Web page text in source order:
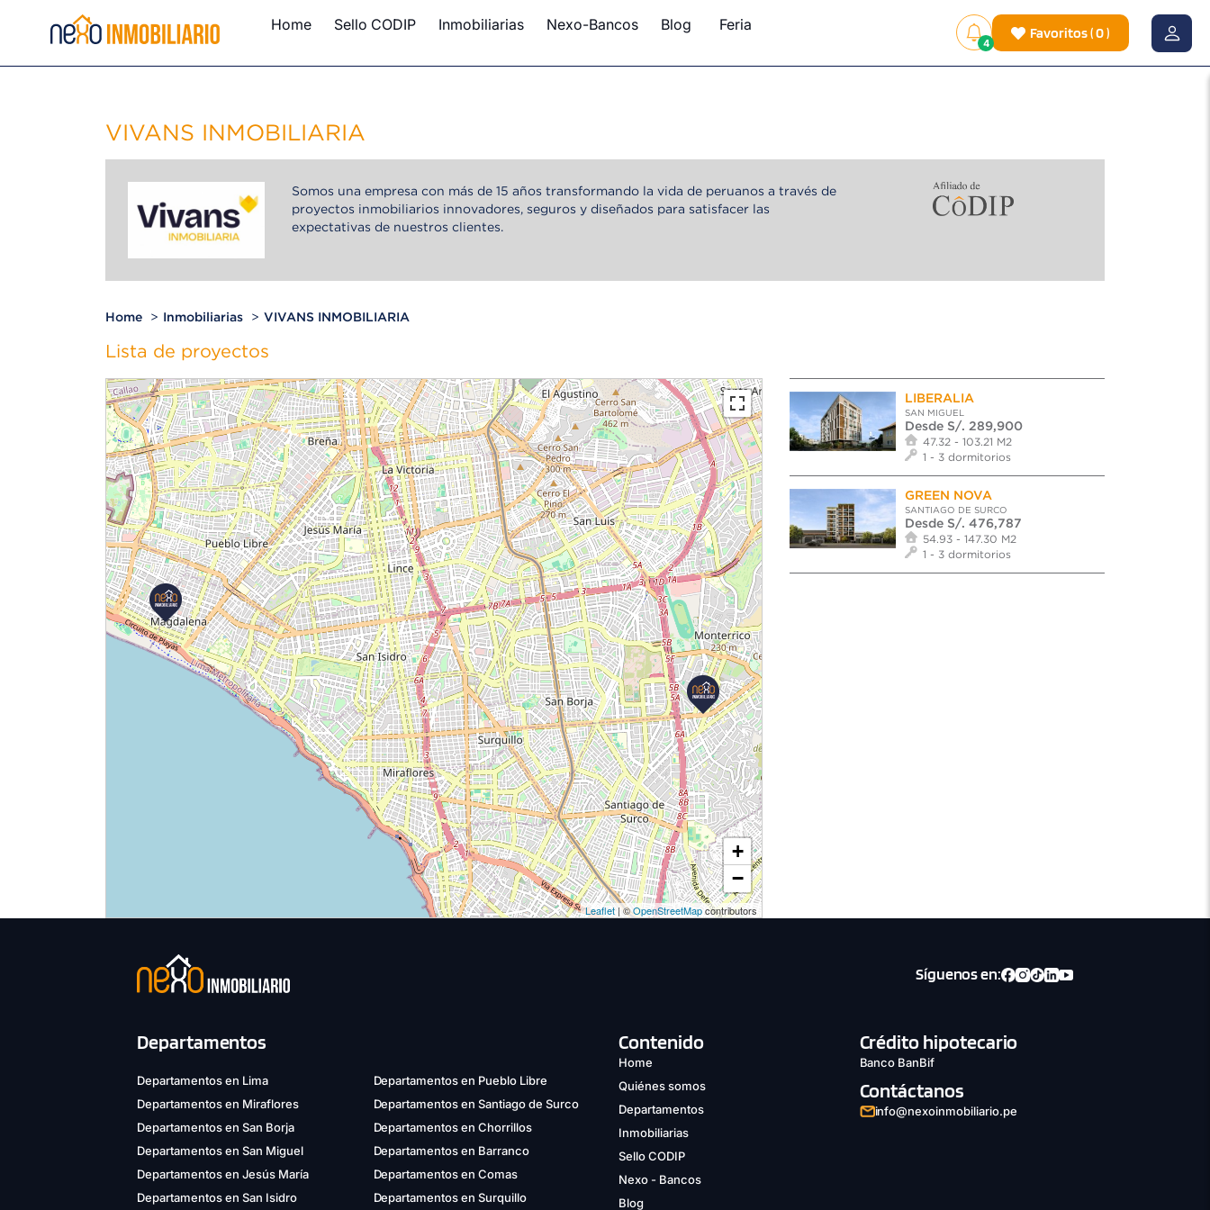
Home Sello CODIP Inmobiliarias Nexo-Bancos Blog Feria
4
Favoritos(0)
VIVANS INMOBILIARIA
Somos una empresa con más de 15 años transformando la vida de peruanos a través de
proyectos inmobiliarios innovadores, seguros y diseñados para satisfacer las
expectativas de nuestros clientes.
Home Inmobiliarias VIVANS INMOBILIARIA
Lista de proyectos
+
−
Leaflet | ©OpenStreetMapcontributors
LIBERALIA
SAN MIGUEL
Desde S/. 289,900
47.32 - 103.21 M2
1 - 3 dormitorios
GREEN NOVA
SANTIAGO DE SURCO
Desde S/. 476,787
54.93 - 147.30 M2
1 - 3 dormitorios
Síguenos en:
Departamentos
Departamentos en Lima
Departamentos en Miraflores
Departamentos en San Borja
Departamentos en San Miguel
Departamentos en Jesús María
Departamentos en San Isidro
Departamentos en Pueblo Libre
Departamentos en Santiago de Surco
Departamentos en Chorrillos
Departamentos en Barranco
Departamentos en Comas
Departamentos en Surquillo
Contenido
Home
Quiénes somos
Departamentos
Inmobiliarias
Sello CODIP
Nexo - Bancos
Blog
Crédito hipotecario
Banco BanBif
Contáctanos
info@nexoinmobiliario.pe